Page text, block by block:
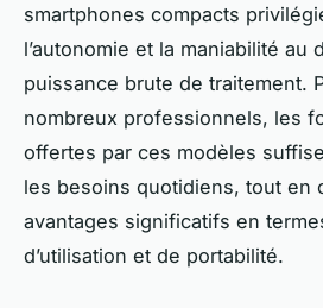
smartphones compacts
l’autonomie et la maniabilité au
puissance brute de traitement.
nombreux professionnels, les
offertes par ces modèles
les besoins quotidiens, tout en
avantages significatifs en
d’utilisation et de portabilité.